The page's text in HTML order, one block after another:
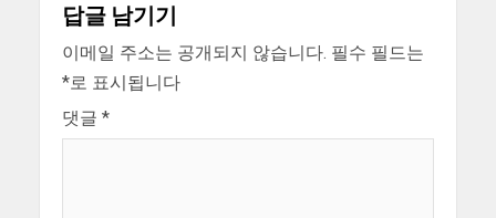
답글 남기기
이메일 주소는 공개되지 않습니다. 필수 필드는
*로 표시됩니다
댓글 *